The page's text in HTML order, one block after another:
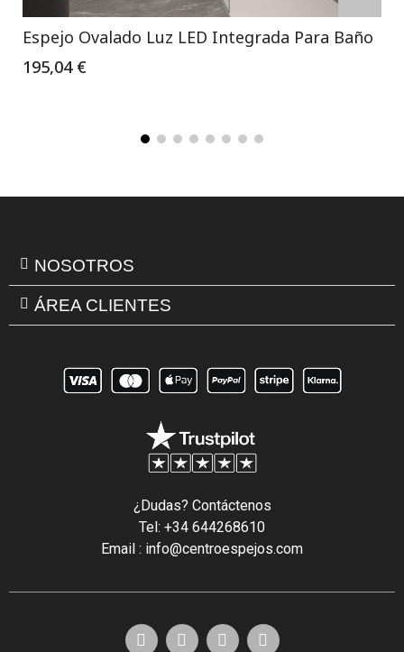
Espejo Ovalado Luz LED Integrada Para Baño
195,04 €
NOSOTROS
ÁREA CLIENTES
¿Dudas? Contáctenos
Tel: +34 644268610
Email : info@centroespejos.com